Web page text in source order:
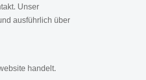
Unser
ausführlich über
handelt.